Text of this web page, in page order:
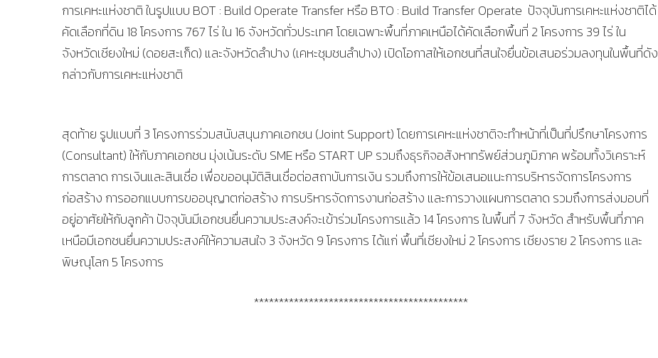
การเคหะแห่งชาติ ในรูปแบบ BOT : Build Operate Transfer หรือ BTO : Build Transfer Operate ปัจจุบันการเคหะแห่งชาติได้
คัดเลือกที่ดิน 18 โครงการ 767 ไร่ ใน 16 จังหวัดทั่วประเทศ โดยเฉพาะพื้นที่ภาคเหนือได้คัดเลือกพื้นที่ 2 โครงการ 39 ไร่ ใน
จังหวัดเชียงใหม่ (ดอยสะเก็ด) และจังหวัดลำปาง (เคหะชุมชนลำปาง) เปิดโอกาสให้เอกชนที่สนใจยื่นข้อเสนอร่วมลงทุนในพื้นที่ดัง
กล่าวกับการเคหะแห่งชาติ
สุดท้าย รูปแบบที่ 3 โครงการร่วมสนับสนุนภาคเอกชน (Joint Support) โดยการเคหะแห่งชาติจะทำหน้าที่เป็นที่ปรึกษาโครงการ
(Consultant) ให้กับภาคเอกชน มุ่งเน้นระดับ SME หรือ START UP รวมถึงธุรกิจอสังหาทรัพย์ส่วนภูมิภาค พร้อมทั้งวิเคราะห์
การตลาด การเงินและสินเชื่อ เพื่อขออนุมัติสินเชื่อต่อสถาบันการเงิน รวมถึงการให้ข้อเสนอแนะการบริหารจัดการโครงการ
ก่อสร้าง การออกแบบการขออนุญาตก่อสร้าง การบริหารจัดการงานก่อสร้าง และการวางแผนการตลาด รวมถึงการส่งมอบที่
อยู่อาศัยให้กับลูกค้า ปัจจุบันมีเอกชนยื่นความประสงค์จะเข้าร่วมโครงการแล้ว 14 โครงการ ในพื้นที่ 7 จังหวัด สำหรับพื้นที่ภาค
เหนือมีเอกชนยื่นความประสงค์ให้ความสนใจ 3 จังหวัด 9 โครงการ ได้แก่ พื้นที่เชียงใหม่ 2 โครงการ เชียงราย 2 โครงการ และ
พิษณุโลก 5 โครงการ
*******************************************